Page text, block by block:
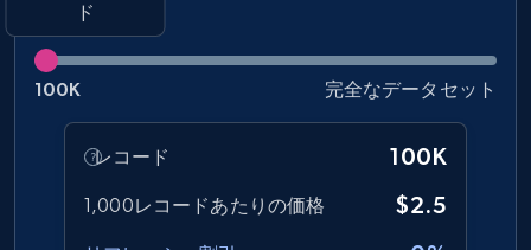
ド
100K 完全なデータセット
レコード 100K
1,000レコードあたりの価格 $2.5